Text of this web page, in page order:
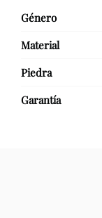
Género
Material
Piedra
Garantía